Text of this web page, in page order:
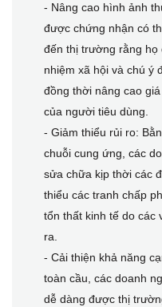
- Nâng cao hình ảnh
được chứng nhận có
đến thị trường rằng họ
nhiệm xã hội và chú ý
đồng thời nâng cao
của người tiêu dùng.
- Giảm thiểu rủi ro:
chuỗi cung ứng, các
sửa chữa kịp thời các
thiểu các tranh chấp
tổn thất kinh tế do các
ra.
- Cải thiện khả năng
toàn cầu, các doanh
dễ dàng được thị